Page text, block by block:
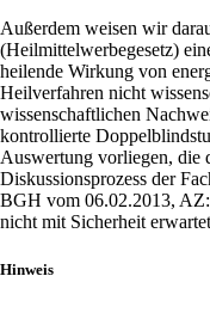
Außerdem weisen wir
(Heilmittelwerbegesetz)
heilende Wirkung von
Heilverfahren nicht
wissenschaftlichen
kontrollierte
Auswertung vorliegen, die
Diskussionsprozess der
BGH vom 06.02.2013,
nicht mit Sicherheit
Hinweis